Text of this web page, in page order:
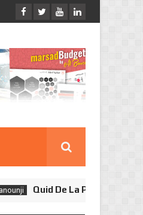
Quid De La Présomption